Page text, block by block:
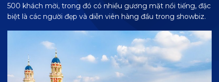
500 khách mời, trong đó có nhiều gương mặt nổi tiếng, đặc
biệt là các người đẹp và diễn viên hàng đầu trong showbiz.